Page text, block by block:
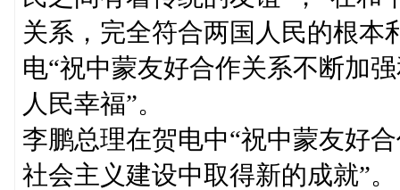
关系，完全符合两国人民的根本
电“祝中蒙友好合作关系不断加
人民幸福”。
李鹏总理在贺电中“祝中蒙友好
社会主义建设中取得新的成就”。